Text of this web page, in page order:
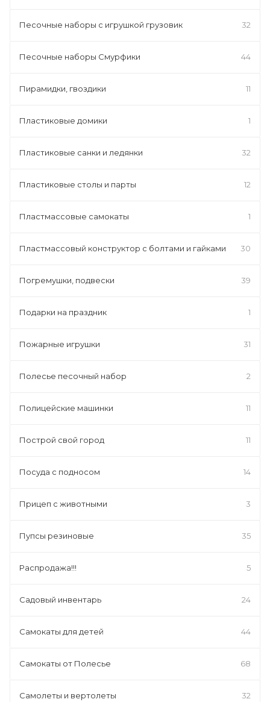
Песочные наборы с игрушкой грузовик 32
Песочные наборы Смурфики 44
Пирамидки, гвоздики 11
Пластиковые домики 1
Пластиковые санки и ледянки 32
Пластиковые столы и парты 12
Пластмассовые самокаты 1
Пластмассовый конструктор с болтами и гайками 30
Погремушки, подвески 39
Подарки на праздник 1
Пожарные игрушки 31
Полесье песочный набор 2
Полицейские машинки 11
Построй свой город 11
Посуда с подносом 14
Прицеп с животными 3
Пупсы резиновые 35
Распродажа!!! 5
Садовый инвентарь 24
Самокаты для детей 44
Самокаты от Полесье 68
Самолеты и вертолеты 32